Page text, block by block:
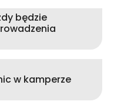
będzie
w kamperze